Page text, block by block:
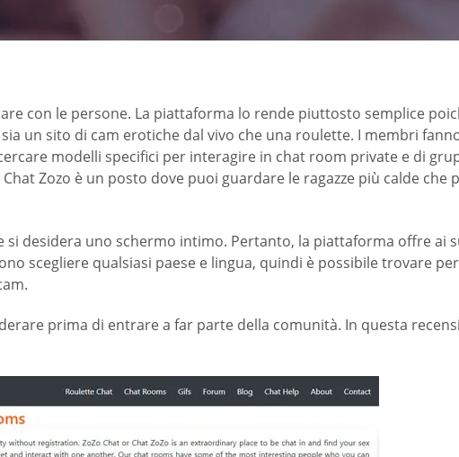
con le persone. La piattaforma lo rende piuttosto semplice
un sito di cam erotiche dal vivo che una roulette. I membri
modelli specifici per interagire in chat room private e di
Zozo è un posto dove puoi guardare le ragazze più calde
si desidera uno schermo intimo. Pertanto, la piattaforma offre ai
scegliere qualsiasi paese e lingua, quindi è possibile trovare
prima di entrare a far parte della comunità. In questa